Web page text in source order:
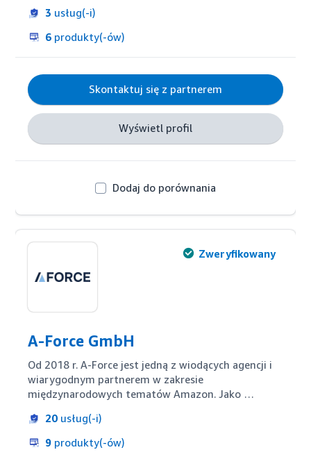
utalentowany zespół specjalistów PPC, których
zadaniem jest zwiększanie zysków i widoczności
marki dla sprzedawców Amazon oraz zapewnianie
wymiernych wyników.
3 usług(-i)
6 produkty(-ów)
Skontaktuj się z partnerem
Wyświetl profil
Dodaj do porównania
Zweryfikowany
A-Force GmbH
Od 2018 r. A-Force jest jedną z wiodących agencji i
wiarygodnym partnerem w zakresie
międzynarodowych tematów Amazon. Jako
wykorzystuje swoją interdyscyplinarną wiedzę do
opracowywania i wdrażania kampanii DSP, reklam
PPC, analityki danych, content marketingu, SEO i
20 usług(-i)
9 produkty(-ów)